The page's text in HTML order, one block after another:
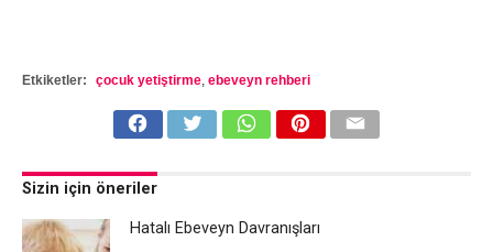
Etkiketler: çocuk yetiştirme, ebeveyn rehberi
Sizin için öneriler
Hatalı Ebeveyn Davranışları